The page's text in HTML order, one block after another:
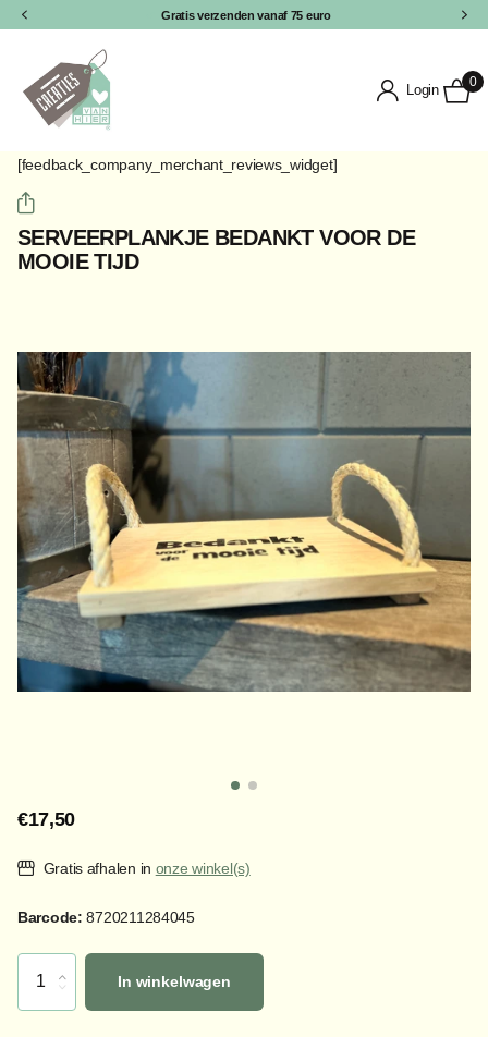
Gratis verzenden vanaf 75 euro
Login 0
[feedback_company_merchant_reviews_widget]
SERVEERPLANKJE BEDANKT VOOR DE
MOOIE TIJD
€17,50
Gratis afhalen in onze winkel(s)
Barcode: 8720211284045
In winkelwagen